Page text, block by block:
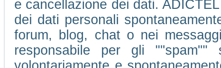
e cancellazione dei dati.
dei dati personali
forum, blog, chat o nei
responsabile per gli